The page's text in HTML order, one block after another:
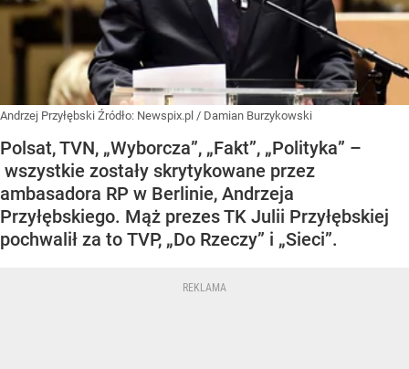
Andrzej Przyłębski Źródło: Newspix.pl / Damian Burzykowski
Polsat, TVN, „Wyborcza”, „Fakt”, „Polityka” –
wszystkie zostały skrytykowane przez
ambasadora RP w Berlinie, Andrzeja
Przyłębskiego. Mąż prezes TK Julii Przyłębskiej
pochwalił za to TVP, „Do Rzeczy” i „Sieci”.